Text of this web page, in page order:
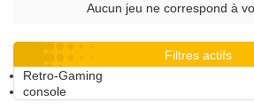
Aucun jeu ne correspond à
Filtres actifs
Retro-Gaming
console